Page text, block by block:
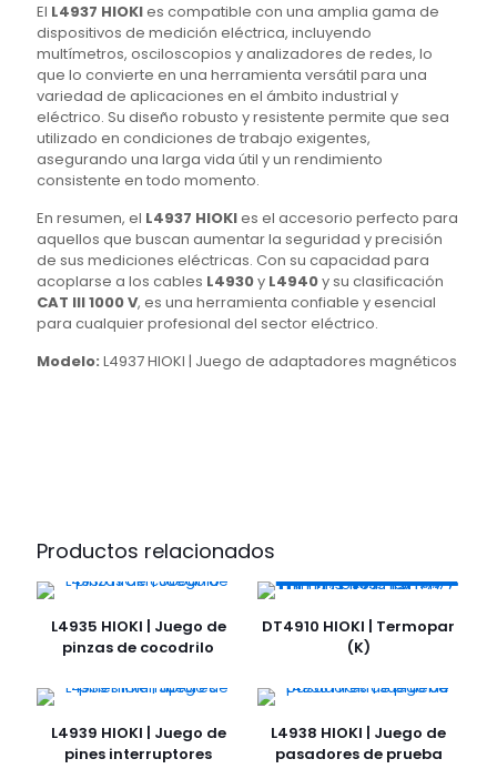
El L4937 HIOKIes compatible con una amplia gama de
dispositivos de medición eléctrica, incluyendo
multímetros, osciloscopios y analizadores de redes, lo
que lo convierte en una herramienta versátil para una
variedad de aplicaciones en el ámbito industrial y
eléctrico. Su diseño robusto y resistente permite que sea
utilizado en condiciones de trabajo exigentes,
asegurando una larga vida útil y un rendimiento
consistente en todo momento.
En resumen, el L4937 HIOKIes el accesorio perfecto para
aquellos que buscan aumentar la seguridad y precisión
de sus mediciones eléctricas. Con su capacidad para
acoplarse a los cables L4930y L4940y su clasificación
CAT III 1000 V, es una herramienta confiable y esencial
para cualquier profesional del sector eléctrico.
Modelo: L4937 HIOKI | Juego de adaptadores magnéticos
Productos relacionados
L4935 HIOKI | Juego de
pinzas de cocodrilo
DT4910 HIOKI | Termopar
(K)
L4939 HIOKI | Juego de
pines interruptores
L4938 HIOKI | Juego de
pasadores de prueba